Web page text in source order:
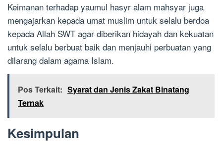
Keimanan terhadap yaumul hasyr alam mahsyar juga
mengajarkan kepada umat muslim untuk selalu berdoa
kepada Allah SWT agar diberikan hidayah dan kekuatan
untuk selalu berbuat baik dan menjauhi perbuatan yang
dilarang dalam agama Islam.
Pos Terkait: Syarat dan Jenis Zakat Binatang
Ternak
Kesimpulan